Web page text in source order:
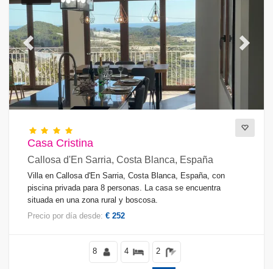
Previous Next
Casa Cristina
Callosa d'En Sarria, Costa Blanca, España
Villa en Callosa d'En Sarria, Costa Blanca, España, con
piscina privada para 8 personas. La casa se encuentra
situada en una zona rural y boscosa.
Precio por día desde: € 252
8 4 2